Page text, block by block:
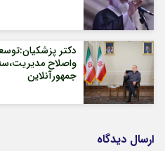
دکتر
واصلاح
جمهورآنلاین
ارسال دیدگاه